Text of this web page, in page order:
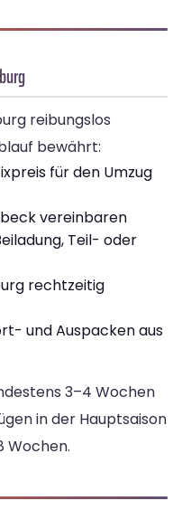
reibungslos
bewährt:
für den Umzug
vereinbaren
Teil- oder
rechtzeitig
und Auspacken aus
3–4 Wochen
in der Hauptsaison
Wochen.